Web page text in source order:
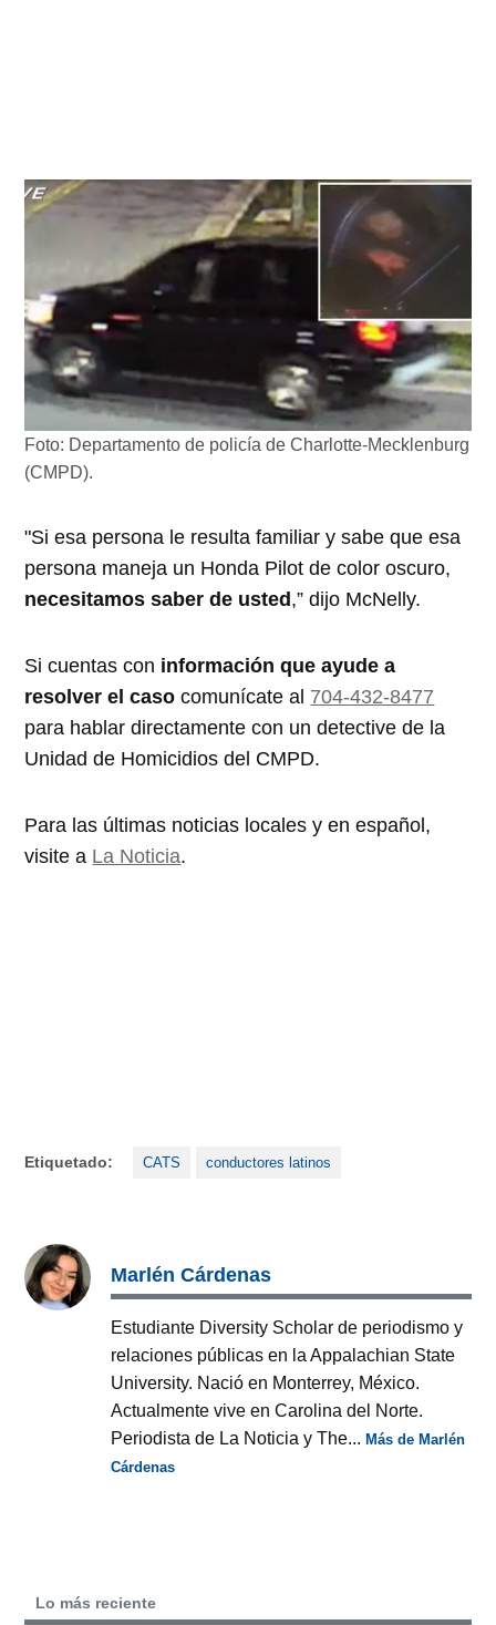
Foto: Departamento de policía de Charlotte-Mecklenburg
(CMPD).
"Si esa persona le resulta familiar y sabe que esa
persona maneja un Honda Pilot de color oscuro,
necesitamos saber de usted,” dijo McNelly.
Si cuentas con información que ayude a
resolver el casocomunícate al 704-432-8477
para hablar directamente con un detective de la
Unidad de Homicidios del CMPD.
Para las últimas noticias locales y en español,
visite a La Noticia.
Etiquetado: CATS conductores latinos
Marlén Cárdenas
Estudiante Diversity Scholar de periodismo y
relaciones públicas en la Appalachian State
University. Nació en Monterrey, México.
Actualmente vive en Carolina del Norte.
Periodista de La Noticia y The...Más de Marlén
Cárdenas
Lo más reciente